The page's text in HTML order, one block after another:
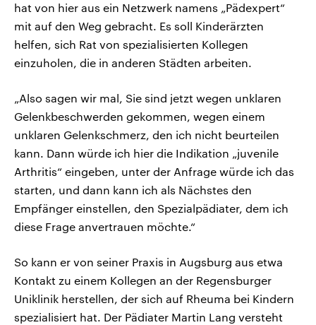
hat von hier aus ein Netzwerk namens „Pädexpert“
mit auf den Weg gebracht. Es soll Kinderärzten
helfen, sich Rat von spezialisierten Kollegen
einzuholen, die in anderen Städten arbeiten.
„Also sagen wir mal, Sie sind jetzt wegen unklaren
Gelenkbeschwerden gekommen, wegen einem
unklaren Gelenkschmerz, den ich nicht beurteilen
kann. Dann würde ich hier die Indikation „juvenile
Arthritis“ eingeben, unter der Anfrage würde ich das
starten, und dann kann ich als Nächstes den
Empfänger einstellen, den Spezialpädiater, dem ich
diese Frage anvertrauen möchte.“
So kann er von seiner Praxis in Augsburg aus etwa
Kontakt zu einem Kollegen an der Regensburger
Uniklinik herstellen, der sich auf Rheuma bei Kindern
spezialisiert hat. Der Pädiater Martin Lang versteht